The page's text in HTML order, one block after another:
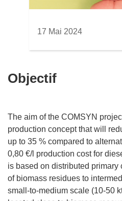
17 Mai 2024
Objectif
The aim of the COMSYN
production concept that will
up to 35 % compared to
0,80 €/l production cost for
is based on distributed
of biomass residues to
small-to-medium scale (10-50